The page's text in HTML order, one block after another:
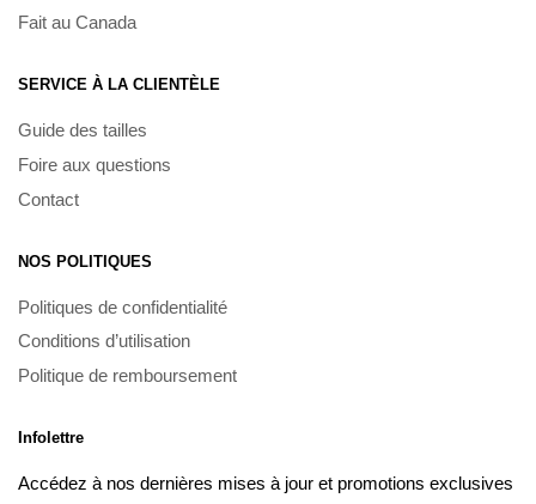
Fait au Canada
SERVICE À LA CLIENTÈLE
Guide des tailles
Foire aux questions
Contact
NOS POLITIQUES
Politiques de confidentialité
Conditions d’utilisation
Politique de remboursement
Infolettre
Accédez à nos dernières mises à jour et promotions exclusives